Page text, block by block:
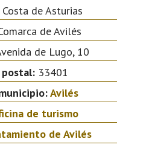
Costa de Asturias
de Avilés
de Lugo, 10
postal:33401
Avilés
de turismo
de Avilés